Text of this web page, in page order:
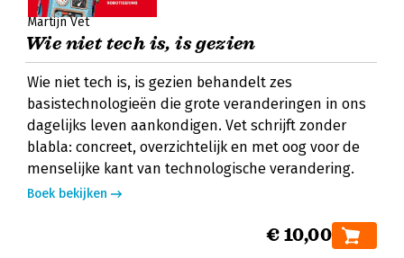
Martijn Vet
Wie niet tech is, is gezien
Wie niet tech is, is gezien behandelt zes
basistechnologieën die grote veranderingen in ons
dagelijks leven aankondigen. Vet schrijft zonder
blabla: concreet, overzichtelijk en met oog voor de
menselijke kant van technologische verandering.
Boek bekijken
€ 10,00